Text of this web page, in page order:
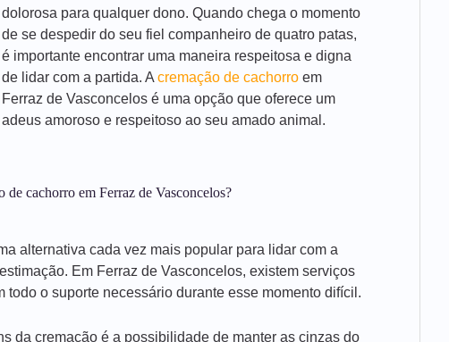
dolorosa para qualquer dono. Quando chega o momento
de se despedir do seu fiel companheiro de quatro patas,
é importante encontrar uma maneira respeitosa e digna
de lidar com a partida. A cremação de cachorro em
Ferraz de Vasconcelos é uma opção que oferece um
adeus amoroso e respeitoso ao seu amado animal.
de cachorro em Ferraz de Vasconcelos?
alternativa cada vez mais popular para lidar com a
Em Ferraz de Vasconcelos, existem serviços
todo o suporte necessário durante esse momento difícil.
da cremação é a possibilidade de manter as cinzas do